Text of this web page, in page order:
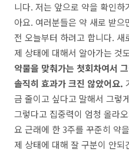
니다. 저는 앞으로 약을 확인
아요. 여러분들은 약 새로 받
전 오늘부터 하려고 합니다.
제 상태에 대해서 알아가는 것
약물을 맞춰가는 첫회차여서
솔직히 효과가 크진 않았어요.
금 줄이고 싶다고 말해서 그렇
그렇다고 집중력이 엄청 올라
요 근래에 한 3주를 꾸준히 약
제 상태에 대해 잘 구분이 안